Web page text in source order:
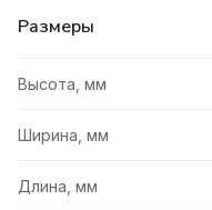
Размеры
Высота, мм
Ширина, мм
Длина, мм